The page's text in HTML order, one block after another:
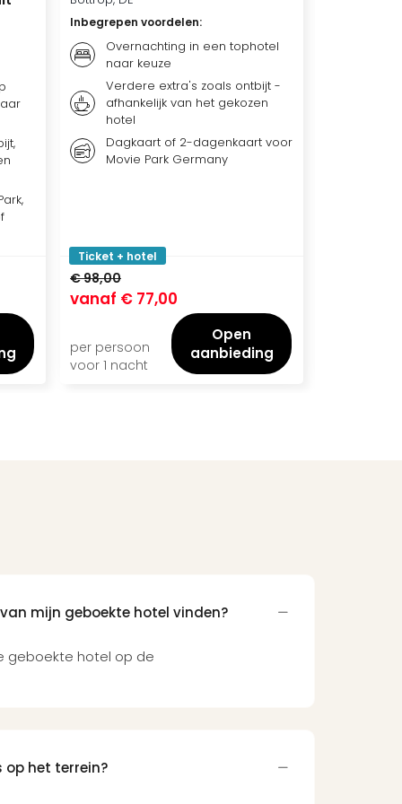
Inbegrepen voordelen:
Overnachting in een tophotel
naar keuze
Verdere extra's zoals ontbijt -
afhankelijk van het gekozen
hotel
Dagkaart of 2-dagenkaart voor
Movie Park Germany
Ticket + hotel
€ 98,00
vanaf € 77,00
per persoon
voor 1 nacht
Open
aanbieding
mijn geboekte hotel vinden?
geboekte hotel op de
op het terrein?